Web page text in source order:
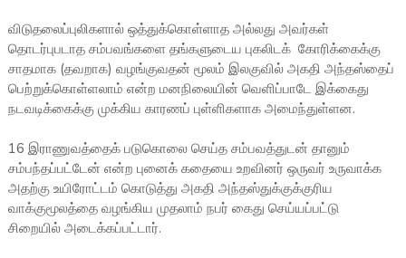
விடுதலைப்புலிகளால் ஒத்துக்கொள்ளாத அல்லது அவர்கள்
தொடர்புபடாத சம்பவங்களை தங்களுடைய புகலிடக் கோரிக்கைக்கு
சாதமாக (தவறாக) வழங்குவதன் மூலம் இலகுவில் அகதி அந்தஸ்தைப்
பெற்றுக்கொள்ளலாம் என்ற மனநிலையின் வெளிப்பாடே இக்கைது
நடவடிக்கைக்கு முக்கிய காரணப் புள்ளிகளாக அமைந்துள்ளன.
16 இராணுவத்தைக் படுகொலை செய்த சம்பவத்துடன் தானும்
சம்பந்தப்பட்டேன் என்ற புனைக் கதையை உறவினர் ஒருவர் உருவாக்க
அதற்கு உயிரோட்டம் கொடுத்து அகதி அந்தஸ்துக்குக்குரிய
வாக்குமூலத்தை வழங்கிய முதலாம் நபர் கைது செய்யப்பட்டு
சிறையில் அடைக்கப்பட்டார்.